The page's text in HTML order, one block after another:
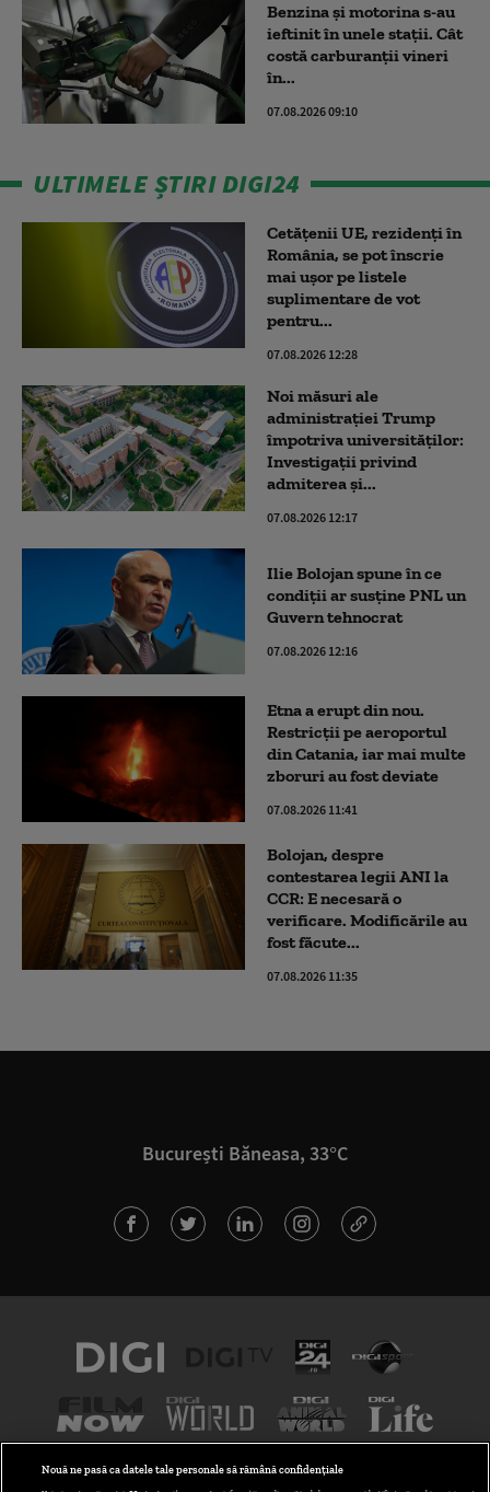
Benzina și motorina s-au
ieftinit în unele stații. Cât
costă carburanții vineri
în...
07.08.2026 09:10
ULTIMELE ȘTIRI DIGI24
Cetățenii UE, rezidenți în
România, se pot înscrie
mai ușor pe listele
suplimentare de vot
pentru...
07.08.2026 12:28
Noi măsuri ale
administrației Trump
împotriva universităților:
Investigații privind
admiterea și...
07.08.2026 12:17
Ilie Bolojan spune în ce
condiții ar susține PNL un
Guvern tehnocrat
07.08.2026 12:16
Etna a erupt din nou.
Restricții pe aeroportul
din Catania, iar mai multe
zboruri au fost deviate
07.08.2026 11:41
Bolojan, despre
contestarea legii ANI la
CCR: E necesară o
verificare. Modificările au
fost făcute...
07.08.2026 11:35
București Băneasa, 33°C
Nouă ne pasă ca datele tale personale să rămână confidențiale